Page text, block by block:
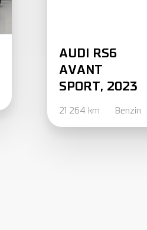
AUDI RS6
AVANT
SPORT, 2023
21 264 km Benzin